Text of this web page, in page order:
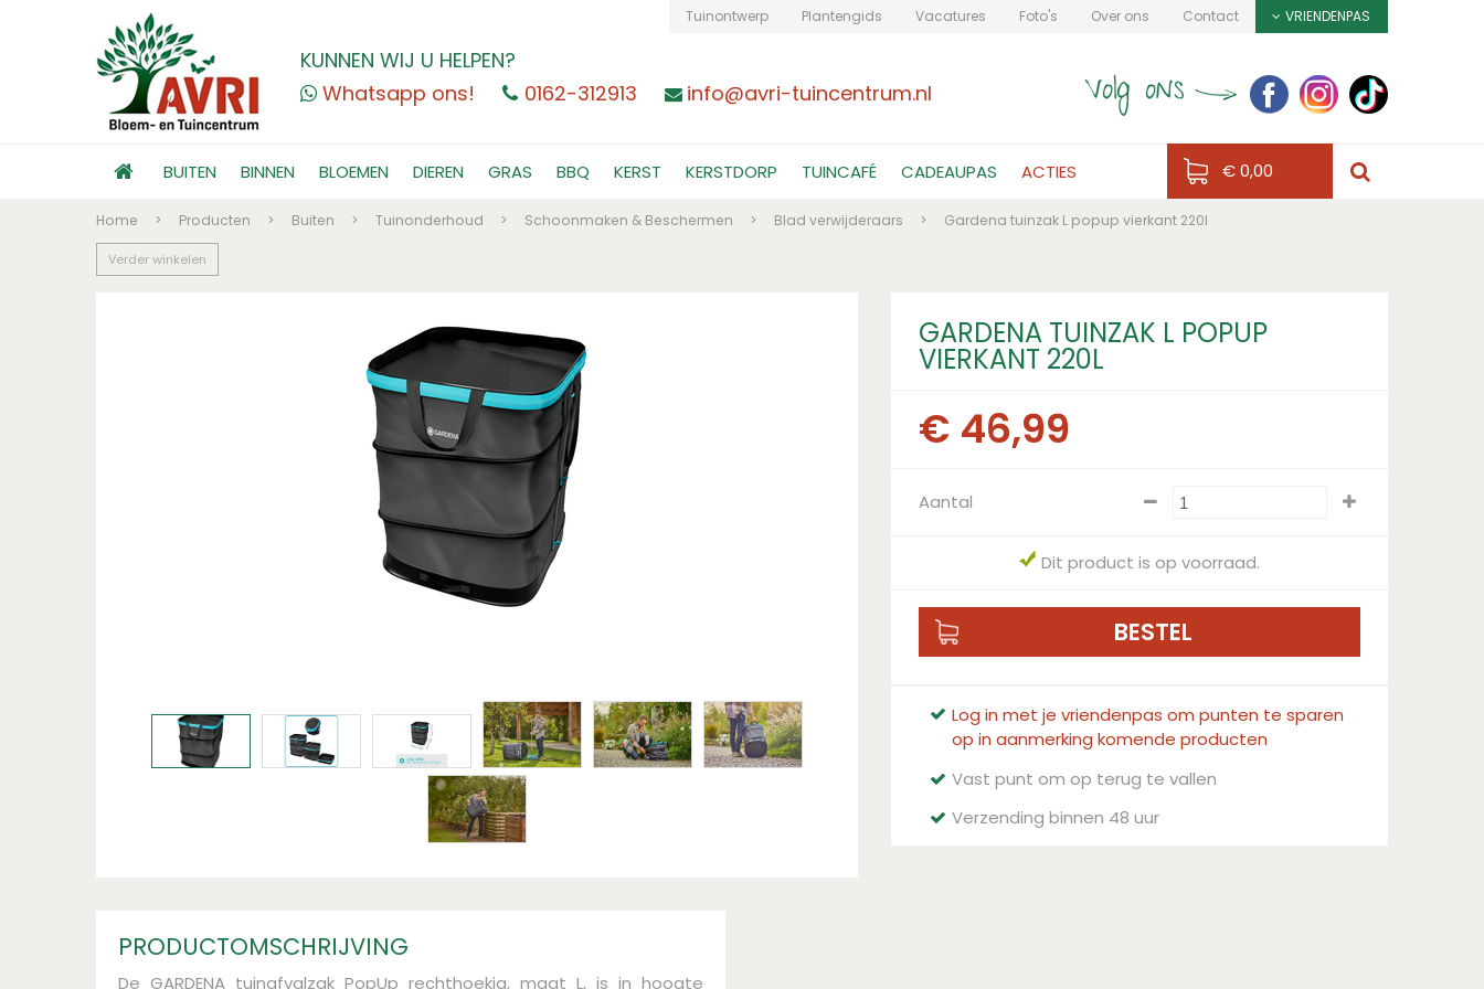
Home > Producten > Buiten > Tuinonderhoud > Schoonmaken & Beschermen > Blad verwijderaars > Gardena tuinzak L popup vierkant 220l
KUNNEN WIJ U HELPEN?
Whatsapp ons!
0162-312913 info@avri-tuincentrum.nl
Tuinontwerp Plantengids Vacatures Foto's Over ons Contact VRIENDENPAS
BUITEN BINNEN BLOEMEN DIEREN GRAS BBQ KERST KERSTDORP TUINCAFÉ CADEAUPAS ACTIES € 0,00
Verder winkelen
GARDENA TUINZAK L POPUP
VIERKANT 220L
€ 46,99
Aantal
Dit product is op voorraad.
Log in met je vriendenpas om punten te sparen
op in aanmerking komende producten
Vast punt om op terug te vallen
Verzending binnen 48 uur
PRODUCTOMSCHRIJVING
De GARDENA tuinafvalzak PopUp rechthoekig, maat L, is in hoogte